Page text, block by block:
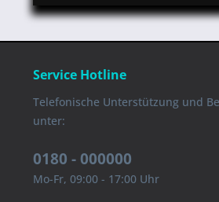
Service Hotline
Telefonische Unterstützung und
unter:
0180 - 000000
Mo-Fr, 09:00 - 17:00 Uhr